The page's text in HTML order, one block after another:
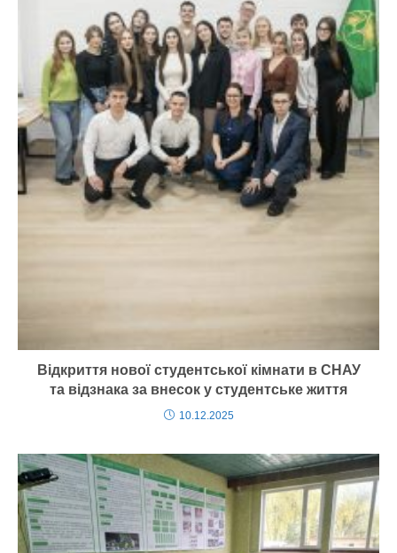
Відкриття нової студентської кімнати в СНАУ
та відзнака за внесок у студентське життя
10.12.2025